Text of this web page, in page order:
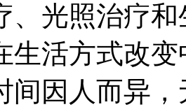
、光照治疗
生活方式改
间因人而异